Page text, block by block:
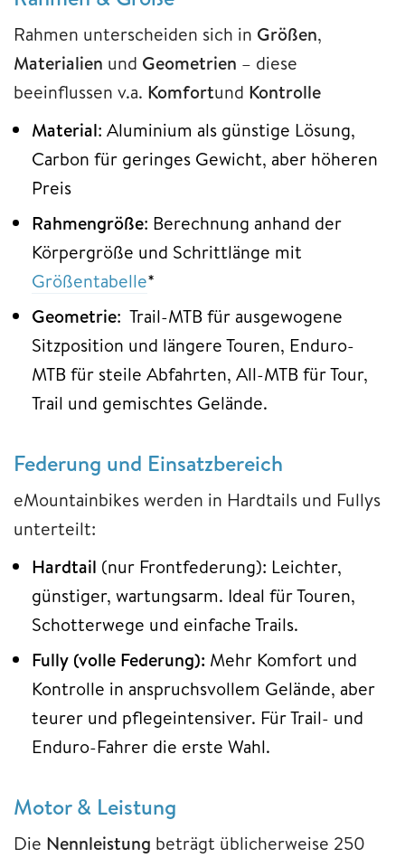
Rahmen unterscheiden sich in Größen,
Materialien und Geometrien – diese
beeinflussen v.a. Komfortund Kontrolle
Material: Aluminium als günstige Lösung,
Carbon für geringes Gewicht, aber höheren
Preis
Rahmengröße: Berechnung anhand der
Körpergröße und Schrittlänge mit
Größentabelle*
Geometrie: Trail-MTB für ausgewogene
Sitzposition und längere Touren, Enduro-
MTB für steile Abfahrten, All-MTB für Tour,
Trail und gemischtes Gelände.
Federung und Einsatzbereich
eMountainbikes werden in Hardtails und Fullys
unterteilt:
Hardtail (nur Frontfederung): Leichter,
günstiger, wartungsarm. Ideal für Touren,
Schotterwege und einfache Trails.
Fully (volle Federung): Mehr Komfort und
Kontrolle in anspruchsvollem Gelände, aber
teurer und pflegeintensiver. Für Trail- und
Enduro-Fahrer die erste Wahl.
Motor & Leistung
Die Nennleistung beträgt üblicherweise 250